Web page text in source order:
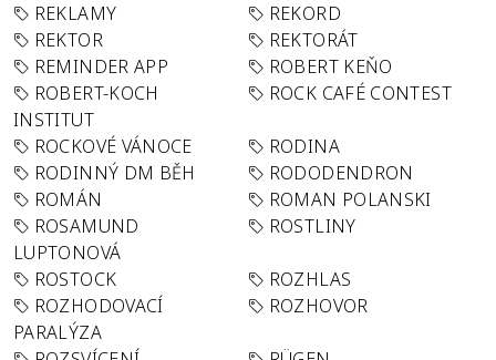
REKLAMY
REKORD
REKTOR
REKTORÁT
REMINDER APP
ROBERT KEŇO
ROBERT-KOCH
INSTITUT
ROCK CAFÉ CONTEST
ROCKOVÉ VÁNOCE
RODINA
RODINNÝ DM BĚH
RODODENDRON
ROMÁN
ROMAN POLANSKI
ROSAMUND
LUPTONOVÁ
ROSTLINY
ROSTOCK
ROZHLAS
ROZHODOVACÍ
PARALÝZA
ROZHOVOR